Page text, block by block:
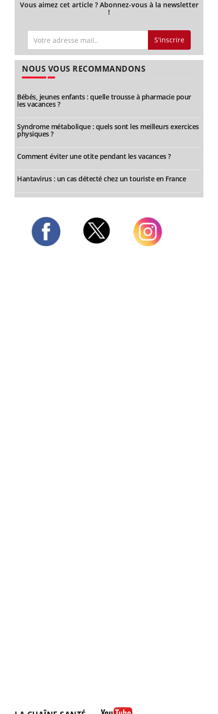
Vous aimez cet article ? Abonnez-vous à la newsletter
!
S'inscrire
NOUS VOUS RECOMMANDONS
Bébés, jeunes enfants : quelle trousse à pharmacie pour
les vacances ?
Syndrome métabolique : quels sont les meilleurs exercices
physiques ?
Comment éviter une otite pendant les vacances ?
Hantavirus : un cas détecté chez un touriste en France